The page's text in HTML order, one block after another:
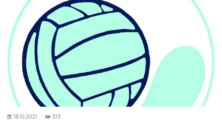
18.10.2021 513